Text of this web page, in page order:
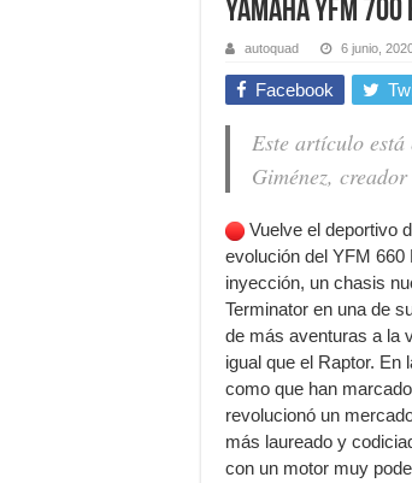
YAMAHA YFM 700
autoquad 6 junio,
Facebook
Este artículo está
Giménez,
Vuelve el deportivo
evolución del YFM 660
inyección, un chasis
Terminator en una de
de más aventuras a la
igual que el Raptor.
como que han
revolucionó un
más laureado y
con un motor muy